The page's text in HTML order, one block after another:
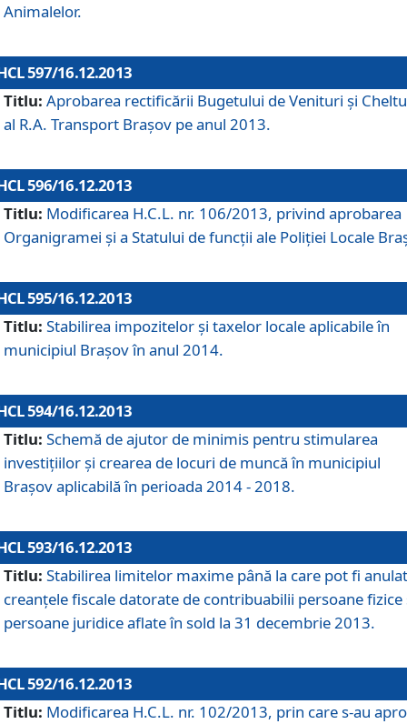
Animalelor.
597/16.12.2013
Titlu: Aprobarea rectificării Bugetului de Venituri şi
al R.A. Transport Braşov pe anul 2013.
596/16.12.2013
Titlu: Modificarea H.C.L. nr. 106/2013, privind aprobarea
Organigramei şi a Statului de funcţii ale Poliţiei Locale
595/16.12.2013
Titlu: Stabilirea impozitelor şi taxelor locale aplicabile în
municipiul Braşov în anul 2014.
594/16.12.2013
Titlu: Schemă de ajutor de minimis pentru stimularea
investiţiilor şi crearea de locuri de muncă în municipiul
Braşov aplicabilă în perioada 2014 - 2018.
593/16.12.2013
Titlu: Stabilirea limitelor maxime până la care pot fi
creanţele fiscale datorate de contribuabilii persoane fizice
persoane juridice aflate în sold la 31 decembrie 2013.
592/16.12.2013
Titlu: Modificarea H.C.L. nr. 102/2013, prin care s-au